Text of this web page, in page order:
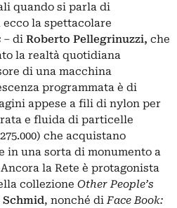
quando si parla di
la spettacolare
– di Roberto Pellegrinuzzi, che
la realtà quotidiana
di una macchina
programmata è di
appese a fili di nylon per
e fluida di particelle
che acquistano
in una sorta di monumento a
la Rete è protagonista
collezione Other People’s
, nonché diFace Book: